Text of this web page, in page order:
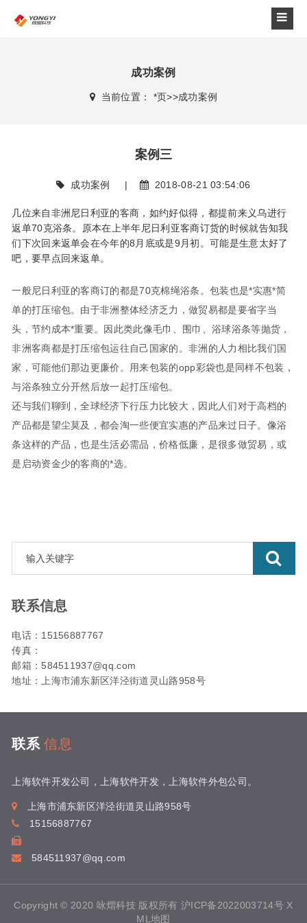
成功案例
当前位置： *页>>成功案例
案例三
成功案例 | 2018-08-21 03:54:06
几位来自非洲尼日利亚的客商，如约好似得，都提前来义乌进行
返单70克浴条。原本在上半年尼日利亚客商订货的时候就告知我
们下次回来返单会在今年的8月底或是9月初。可能是生意太好了
吧，要早点回来返单。
一般尼日利亚的客商订的都是70克棉绳浴条。包装也是*实惠*简
单的打压缩包。由于非洲整体经济乏力，做贸易都是要省字当
头，节约成本*重要。因此类此像毛巾、围巾、浴球浴条等抛货，
非洲客商都是打压缩包运往自己国家的。非洲的人力相比我们国
家，可能他们那边更廉价。用来包装的opp彩袋也是同样不包装，
与浴条独立分开然后放一起打压缩包。
还与我们聊到，全球经济下行压力比较大，因此人们对于高档的
产品都是望尘莫及，都会淘一些便宜实惠的产品来过日子。像浴
条这样的产品，也是生活必需品，价格低廉，是很多做贸易，或
是启动资金少的客商的*选。
联系信息
电话：15156887767
传真：
邮箱：584511937@qq.com
地址：上海市浦东新区洋泾街道灵山路958号
联系信息
上海软件开发公司，上海软件开发，上海软件外包公司。
上海市浦东新区洋泾街道灵山路958号
15156887767
584511937@qq.com
Copyright © 2020 咏熠科技 版权所有 沪ICP备2022003714号 X
ML地图